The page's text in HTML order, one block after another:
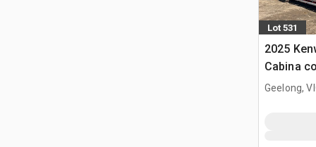
Lot 531
2025
Cabina
trattore
Geelong,